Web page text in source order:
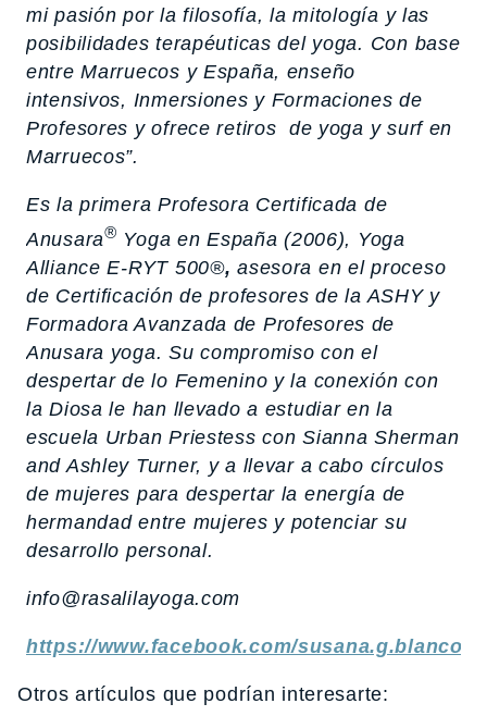
mi pasión por la filosofía, la mitología y las
posibilidades terapéuticas del yoga. Con base
entre Marruecos y España, enseño
intensivos, Inmersiones y Formaciones de
Profesores y ofrece retiros de yoga y surf en
Marruecos”.
Es la primera Profesora Certificada de
Anusara® Yoga en España (2006), Yoga
Alliance E-RYT 500®, asesora en el proceso
de Certificación de profesores de la ASHY y
Formadora Avanzada de Profesores de
Anusara yoga. Su compromiso con el
despertar de lo Femenino y la conexión con
la Diosa le han llevado a estudiar en la
escuela Urban Priestess con Sianna Sherman
and Ashley Turner, y a llevar a cabo círculos
de mujeres para despertar la energía de
hermandad entre mujeres y potenciar su
desarrollo personal.
info@rasalilayoga.com
https://www.facebook.com/susana.g.blanco
Otros artículos que podrían interesarte: